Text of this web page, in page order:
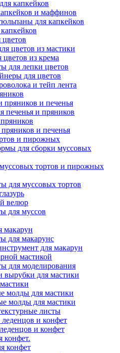
капкейков
и маффинов
для капкейков
цветов
цветов из мастики
цветов из крема
для лепки цветов
для цветов
и тейп лента
пряников и печенья
печенья и пряников
пряников и печенья
и пирожных
для сборки муссовых
тортов и пирожных
для муссовых тортов
велюр
для муссов
макарун
для макарунс
для макарун
мастикой
для моделирования
для мастики
молды для мастики
молды для мастики
листы
и конфет
и конфет
конфет.
конфет